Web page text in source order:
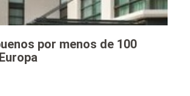
por menos de 100